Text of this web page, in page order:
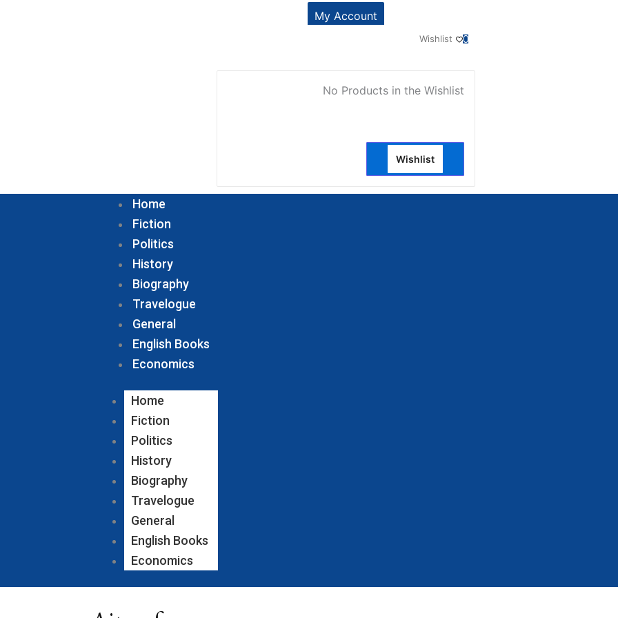
My Account
Wishlist 0
No Products in the Wishlist
Wishlist
Home
Fiction
Politics
History
Biography
Travelogue
General
English Books
Economics
Home
Fiction
Politics
History
Biography
Travelogue
General
English Books
Economics